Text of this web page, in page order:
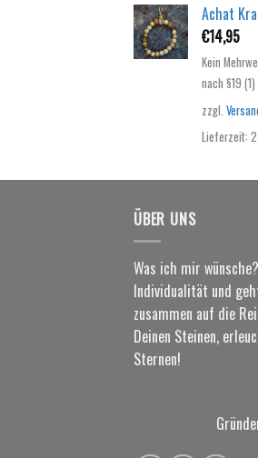
Achat
€14,95
Kein
nach §19 (1)
zzgl.
Lieferzeit:
ÜBER UNS
Was ich mir
Individualität und
zusammen auf die
Deinen Steinen,
Sternen!